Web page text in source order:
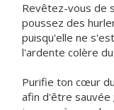
Revêtez-vous de
poussez des
puisqu'elle ne
l'ardente colère
Purifie ton cœur
afin d'être sauvée ;